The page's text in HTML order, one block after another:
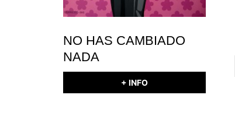
NO HAS CAMBIADO
NADA
+ INFO